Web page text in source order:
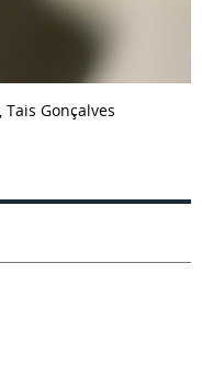
Gonçalves